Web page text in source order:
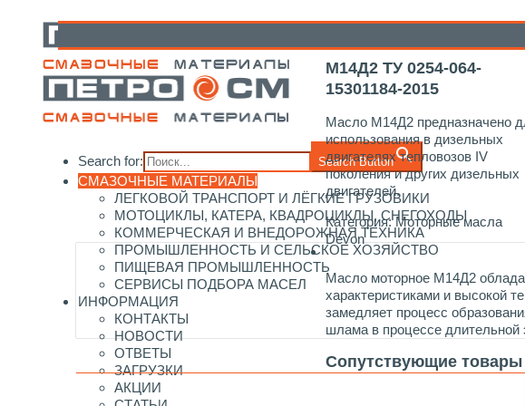
Search for: Search Button
СМАЗОЧНЫЕ МАТЕРИАЛЫ
ЛЕГКОВОЙ ТРАНСПОРТ И ЛЁГКИЕ ГРУЗОВИКИ
МОТОЦИКЛЫ, КАТЕРА, КВАДРОЦИКЛЫ, СНЕГОХОДЫ
КОММЕРЧЕСКАЯ И ВНЕДОРОЖНАЯ ТЕХНИКА
ПРОМЫШЛЕННОСТЬ И СЕЛЬСКОЕ ХОЗЯЙСТВО
ПИЩЕВАЯ ПРОМЫШЛЕННОСТЬ
СЕРВИСЫ ПОДБОРА МАСЕЛ
ИНФОРМАЦИЯ
КОНТАКТЫ
НОВОСТИ
ОТВЕТЫ
ЗАГРУЗКИ
АКЦИИ
М14Д2 ТУ 0254-064-
15301184-2015
Масло М14Д2 предназначено
использования в дизельных
двигателях тепловозов IV
поколения и других дизельных
двигателей.
Категория:Моторные масла
Devon
Масло моторное М14Д2
характеристиками и высокой
замедляет процесс
шлама в процессе длительной
Сопутствующие товары